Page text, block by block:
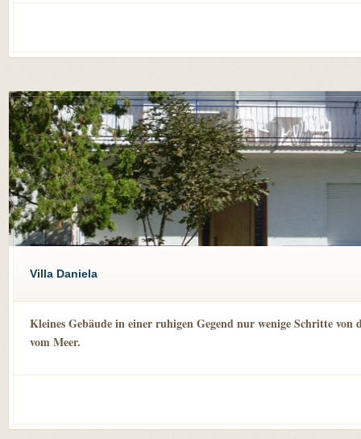
Villa Daniela
Kleines Gebäude in einer ruhigen Gegend nur wenige Schritte von
vom Meer.